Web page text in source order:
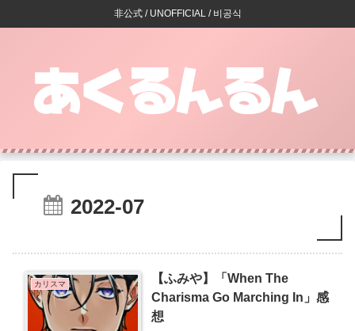
非公式 / UNOFFICIAL / 비공식
2022-07
カリスマ
【ふみや】「When The
Charisma Go Marching In」感
想